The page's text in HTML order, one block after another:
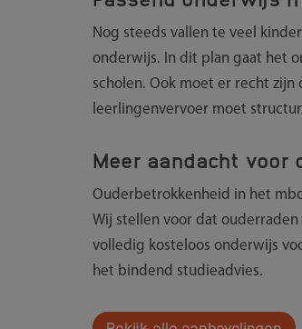
Nog steeds vallen te veel
onderwijs. In dit plan gaat het
scholen. Ook moet er recht
leerlingenvervoer moet
Meer aandacht voor
Ouderbetrokkenheid in het
Wij stellen voor dat
volledig kosteloos onderwijs
het bindend studieadvies.